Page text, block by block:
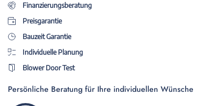
Finanzierungsberatung
Preisgarantie
Bauzeit Garantie
Individuelle Planung
Blower Door Test
Persönliche Beratung für Ihre individuellen Wünsche